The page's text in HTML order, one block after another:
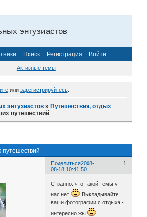
энтузиастов
Поиск Регистрация Войти
Активные темы
или зарегистрируйтесь.
энтузиастов »Путешествия, отдых
путешествий
Поделиться 1
2008-
08-18 10:41:50
Странно, что такой темы у
нас нет
Выкладывайте
ваши фотографии с отдыха -
интересно жы